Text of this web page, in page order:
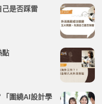
己是否踩雷
點
圍繞AI設計學